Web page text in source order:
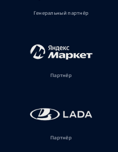
Генеральный партнёр
Партнёр
Партнёр